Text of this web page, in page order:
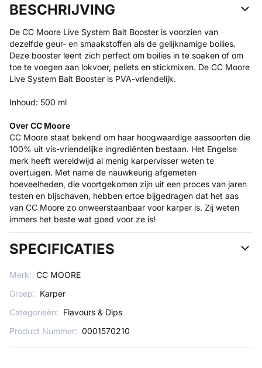
BESCHRIJVING
De CC Moore Live System Bait Booster is voorzien van
dezelfde geur- en smaakstoffen als de gelijknamige boilies.
Deze booster leent zich perfect om boilies in te soaken of om
toe te voegen aan lokvoer, pellets en stickmixen. De CC Moore
Live System Bait Booster is PVA-vriendelijk.
Inhoud: 500 ml
Over CC Moore
CC Moore staat bekend om haar hoogwaardige aassoorten die
100% uit vis-vriendelijke ingrediënten bestaan. Het Engelse
merk heeft wereldwijd al menig karpervisser weten te
overtuigen. Met name de nauwkeurig afgemeten
hoeveelheden, die voortgekomen zijn uit een proces van jaren
testen en bijschaven, hebben ertoe bijgedragen dat het aas
van CC Moore zo onweerstaanbaar voor karper is. Zij weten
immers het beste wat goed voor ze is!
SPECIFICATIES
Merk: CC MOORE
Groep: Karper
Categorieën: Flavours & Dips
Product Nummer: 0001570210